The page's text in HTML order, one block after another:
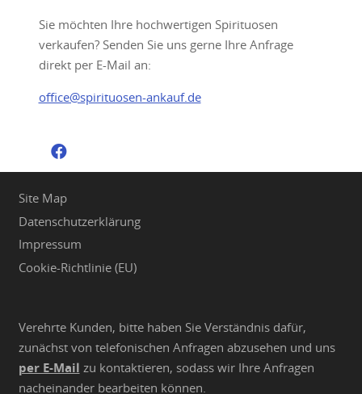
Sie möchten Ihre hochwertigen Spirituosen
verkaufen? Senden Sie uns gerne Ihre Anfrage
direkt per E-Mail an:
office@spirituosen-ankauf.de
Site Map
Datenschutzerklärung
Impressum
Cookie-Richtlinie (EU)
Verehrte Kunden, bitte haben Sie Verständnis dafür,
zunächst von telefonischen Anfragen abzusehen und uns
per E-Mail zu kontaktieren, sodass wir Ihre Anfragen
nacheinander bearbeiten können.